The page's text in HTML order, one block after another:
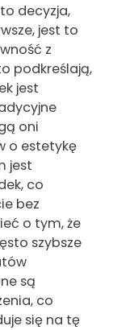
decyzja,
jest to
z
podkreślają,
jest
oni
o estetykę
jest
co
bez
o tym, że
szybsze
są
co
się na tę